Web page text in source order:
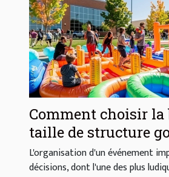
Comment choisir la
taille de structure
pour votre
L'organisation d'un événement
décisions, dont l'une des plus